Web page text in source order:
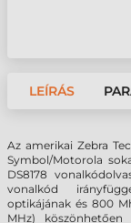
LEÍRÁS
Az amerikai Zebra
Symbol/Motorola
DS8178
vonalkód
optikájának és 800
MHz)